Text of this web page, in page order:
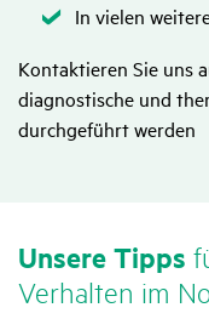
Zutreffend
In vielen
Kontaktieren Sie uns
diagnostische und
durchgeführt werden
Unsere Tipps
Verhalten im